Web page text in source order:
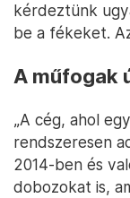
kérdeztünk
be a fékeket.
A műfogak
„A cég, ahol
rendszeresen
2014-ben és
dobozokat is,